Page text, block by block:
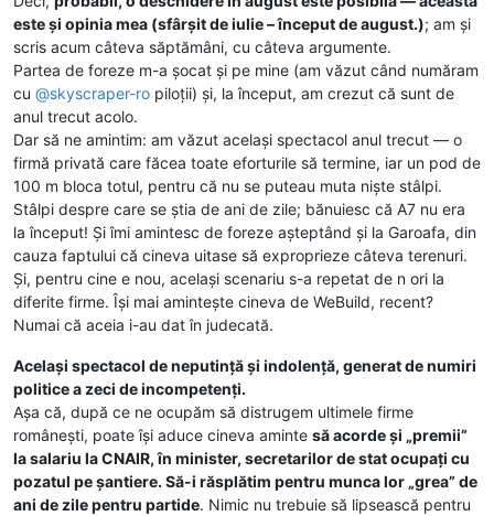
este și opinia mea (sfârșit de iulie – început de august.); am și
scris acum câteva săptămâni, cu câteva argumente.
Partea de foreze m-a șocat și pe mine (am văzut când număram
cu @skyscraper-ro piloții) și, la început, am crezut că sunt de
anul trecut acolo.
Dar să ne amintim: am văzut același spectacol anul trecut — o
firmă privată care făcea toate eforturile să termine, iar un pod de
100 m bloca totul, pentru că nu se puteau muta niște stâlpi.
Stâlpi despre care se știa de ani de zile; bănuiesc că A7 nu era
la început! Și îmi amintesc de foreze așteptând și la Garoafa, din
cauza faptului că cineva uitase să exproprieze câteva terenuri.
Și, pentru cine e nou, același scenariu s-a repetat de n ori la
diferite firme. Își mai amintește cineva de WeBuild, recent?
Numai că aceia i-au dat în judecată.
Același spectacol de neputință și indolență, generat de numiri
politice a zeci de incompetenți.
Așa că, după ce ne ocupăm să distrugem ultimele firme
românești, poate își aduce cineva aminte să acorde și „premii”
la salariu la CNAIR, în minister, secretarilor de stat ocupați cu
pozatul pe șantiere. Să-i răsplătim pentru munca lor „grea” de
ani de zile pentru partide. Nimic nu trebuie să lipsească pentru